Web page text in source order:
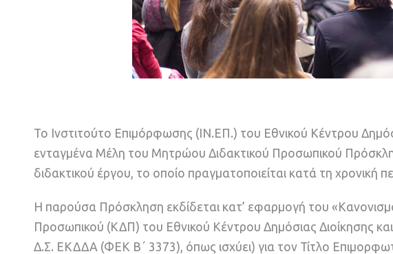
Το Ινστιτούτο Επιμόρφωσης (ΙΝ.ΕΠ.) του Εθνικού Κέντρου
ενταγμένα Μέλη του Μητρώου Διδακτικού Προσωπικού
διδακτικού έργου, το οποίο πραγματοποιείται κατά τη χρονική
Η παρούσα Πρόσκληση εκδίδεται κατ’ εφαρμογή του
Προσωπικού (ΚΔΠ) του Εθνικού Κέντρου Δημόσιας Διοίκησης
Δ.Σ. ΕΚΔΔΑ (ΦΕΚ B΄ 3373), όπως ισχύει) για τον Τίτλο